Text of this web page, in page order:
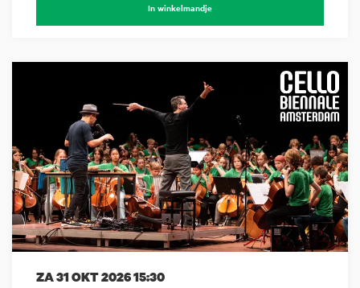
In winkelmandje
ZA 31 OKT 202615:30